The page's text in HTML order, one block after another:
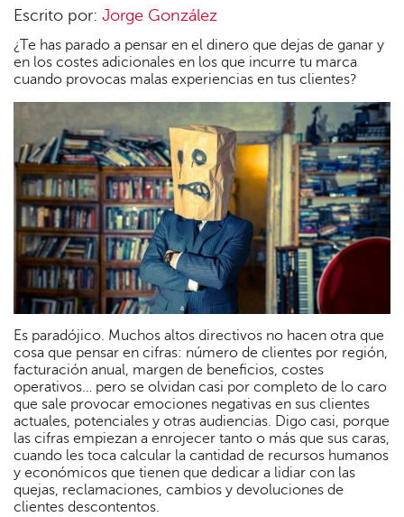
Escrito por: Jorge González
¿Te has parado a pensar en el dinero que dejas de ganar y
en los costes adicionales en los que incurre tu marca
cuando provocas malas experiencias en tus clientes?
Es paradójico. Muchos altos directivos no hacen otra que
cosa que pensar en cifras: número de clientes por región,
facturación anual, margen de beneficios, costes
operativos… pero se olvidan casi por completo de lo caro
que sale provocar emociones negativas en sus clientes
actuales, potenciales y otras audiencias. Digo casi, porque
las cifras empiezan a enrojecer tanto o más que sus caras,
cuando les toca calcular la cantidad de recursos humanos
y económicos que tienen que dedicar a lidiar con las
quejas, reclamaciones, cambios y devoluciones de
clientes descontentos.